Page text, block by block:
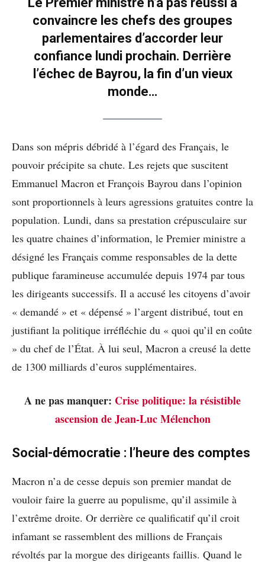
convaincre les chefs des groupes
parlementaires d’accorder leur
confiance lundi prochain. Derrière
l’échec de Bayrou, la fin d’un vieux
monde…
Dans son mépris débridé à l’égard des Français, le
pouvoir précipite sa chute. Les rejets que suscitent
Emmanuel Macron et François Bayrou dans l’opinion
sont proportionnels à leurs agressions gratuites contre la
population. Lundi, dans sa prestation crépusculaire sur
les quatre chaines d’information, le Premier ministre a
désigné les Français comme responsables de la dette
publique faramineuse accumulée depuis 1974 par tous
les dirigeants successifs. Il a accusé les citoyens d’avoir
« demandé » et « dépensé » l’argent distribué, tout en
justifiant la politique irréfléchie du « quoi qu’il en coûte
» du chef de l’État. À lui seul, Macron a creusé la dette
de 1300 milliards d’euros supplémentaires.
A ne pas manquer: Crise politique: la résistible
ascension de Jean-Luc Mélenchon
Social-démocratie : l’heure des comptes
Macron n’a de cesse depuis son premier mandat de
vouloir faire la guerre au populisme, qu’il assimile à
l’extrême droite. Or derrière ce qualificatif qu’il croit
infamant se rassemblent des millions de Français
révoltés par la morgue des dirigeants faillis. Quand le